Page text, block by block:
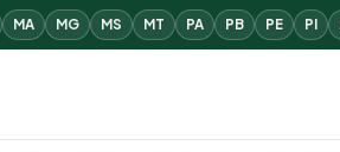
MA MG MS MT PA PB PE PI